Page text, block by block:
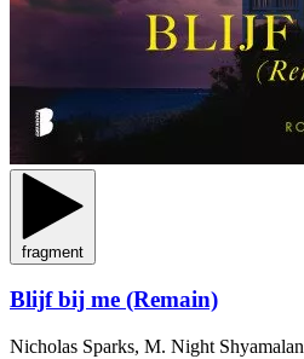
fragment
Blijf bij me (Remain)
Nicholas Sparks, M. Night Shyamalan